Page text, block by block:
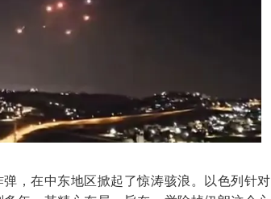
，在中东地区掀起了惊涛骇浪。以色列针对